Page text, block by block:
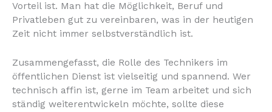
Vorteil ist. Man hat die Möglichkeit, Beruf und
Privatleben gut zu vereinbaren, was in der heutigen
Zeit nicht immer selbstverständlich ist.
Zusammengefasst, die Rolle des Technikers im
öffentlichen Dienst ist vielseitig und spannend. Wer
technisch affin ist, gerne im Team arbeitet und sich
ständig weiterentwickeln möchte, sollte diese